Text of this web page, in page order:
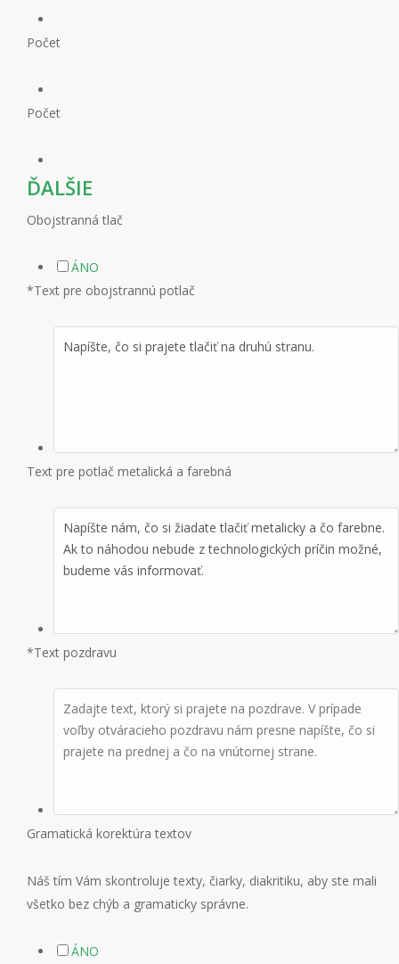
Počet
Počet
ĎALŠIE
Obojstranná tlač
ÁNO
*Text pre obojstrannú potlač
Text pre potlač metalická a farebná
*Text pozdravu
Gramatická korektúra textov
Náš tím Vám skontroluje texty, čiarky, diakritiku, aby ste mali
všetko bez chýb a gramaticky správne.
ÁNO